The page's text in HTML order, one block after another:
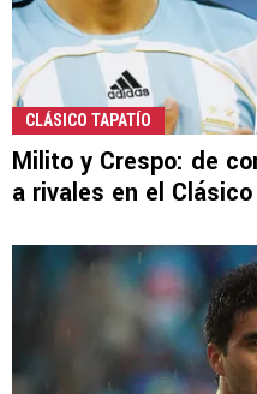
CLÁSICO TAPATÍO
Milito y Crespo: de
a rivales en el